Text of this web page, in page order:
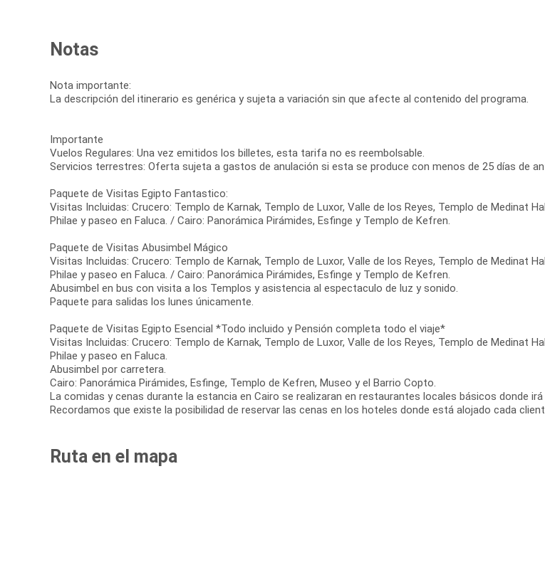
Notas
Nota importante:
La descripción del itinerario es genérica y sujeta a variación sin que afecte al contenido del programa.
Importante
Vuelos Regulares: Una vez emitidos los billetes, esta tarifa no es reembolsable.
Servicios terrestres: Oferta sujeta a gastos de anulación si esta se produce con menos de 25 días de
Paquete de Visitas Egipto Fantastico:
Visitas Incluidas: Crucero: Templo de Karnak, Templo de Luxor, Valle de los Reyes, Templo de Medinat
Philae y paseo en Faluca. / Cairo: Panorámica Pirámides, Esfinge y Templo de Kefren.
Paquete de Visitas Abusimbel Mágico
Visitas Incluidas: Crucero: Templo de Karnak, Templo de Luxor, Valle de los Reyes, Templo de Medinat
Philae y paseo en Faluca. / Cairo: Panorámica Pirámides, Esfinge y Templo de Kefren.
Abusimbel en bus con visita a los Templos y asistencia al espectaculo de luz y sonido.
Paquete para salidas los lunes únicamente.
Paquete de Visitas Egipto Esencial *Todo incluido y Pensión completa todo el viaje*
Visitas Incluidas: Crucero: Templo de Karnak, Templo de Luxor, Valle de los Reyes, Templo de Medinat
Philae y paseo en Faluca.
Abusimbel por carretera.
Cairo: Panorámica Pirámides, Esfinge, Templo de Kefren, Museo y el Barrio Copto.
La comidas y cenas durante la estancia en Cairo se realizaran en restaurantes locales básicos donde
Recordamos que existe la posibilidad de reservar las cenas en los hoteles donde está alojado cada
Ruta en el mapa